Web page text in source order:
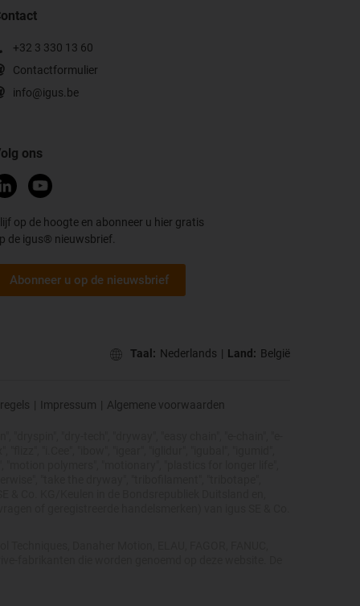
+32 3 330 13 60
Contactformulier
info@igus.be
ons
op de hoogte en abonneer u hier gratis
de igus® nieuwsbrief.
Abonneer u op de nieuwsbrief
Taal: Nederlands | Land: België
| Impressum | Algemene voorwaarden